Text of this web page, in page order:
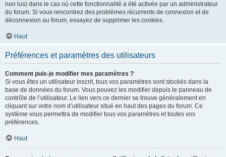
non lus) dans le cas où cette fonctionnalité a été activée par un administrateur
du forum. Si vous rencontrez des problèmes récurrents de connexion et de
déconnexion au forum, essayez de supprimer les cookies.
Haut
Préférences et paramètres des utilisateurs
Comment puis-je modifier mes paramètres ?
Si vous êtes un utilisateur inscrit, tous vos paramètres sont stockés dans la
base de données du forum. Vous pouvez les modifier depuis le panneau de
contrôle de l’utilisateur. Le lien vers ce dernier se trouve généralement en
cliquant sur votre nom d’utilisateur situé en haut des pages du forum. Ce
système vous permettra de modifier tous vos paramètres et toutes vos
préférences.
Haut